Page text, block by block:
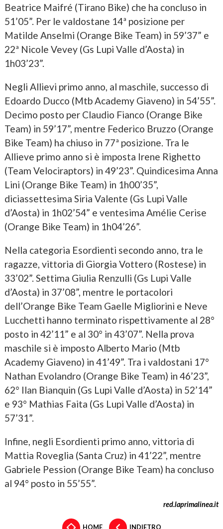
Beatrice Maifré (Tirano Bike) che ha concluso in
51’05”. Per le valdostane 14ª posizione per
Matilde Anselmi (Orange Bike Team) in 59’37” e
22ª Nicole Vevey (Gs Lupi Valle d’Aosta) in
1h03’23”.
Negli Allievi primo anno, al maschile, successo di
Edoardo Ducco (Mtb Academy Giaveno) in 54’55”.
Decimo posto per Claudio Fianco (Orange Bike
Team) in 59’17”, mentre Federico Bruzzo (Orange
Bike Team) ha chiuso in 77ª posizione. Tra le
Allieve primo anno si è imposta Irene Righetto
(Team Velociraptors) in 49’23”. Quindicesima Anna
Lini (Orange Bike Team) in 1h00’35”,
diciassettesima Siria Valente (Gs Lupi Valle
d’Aosta) in 1h02’54” e ventesima Amélie Cerise
(Orange Bike Team) in 1h04’26”.
Nella categoria Esordienti secondo anno, tra le
ragazze, vittoria di Giorgia Vottero (Rostese) in
33’02”. Settima Giulia Renzulli (Gs Lupi Valle
d’Aosta) in 37’08”, mentre le portacolori
dell’Orange Bike Team Gaelle Migliorini e Neve
Lucchetti hanno terminato rispettivamente al 28°
posto in 42’11” e al 30° in 43’07”. Nella prova
maschile si è imposto Alberto Mario (Mtb
Academy Giaveno) in 41’49”. Tra i valdostani 17°
Nathan Evolandro (Orange Bike Team) in 46’23”,
62° Ilan Bianquin (Gs Lupi Valle d’Aosta) in 52’14”
e 93° Mathias Faita (Gs Lupi Valle d’Aosta) in
57’31”.
Infine, negli Esordienti primo anno, vittoria di
Mattia Roveglia (Santa Cruz) in 41’22”, mentre
Gabriele Pession (Orange Bike Team) ha concluso
al 94° posto in 55’55”.
red.laprimalinea.it
HOME INDIETRO